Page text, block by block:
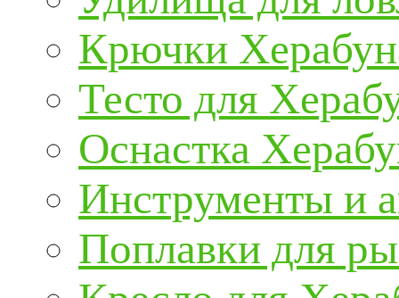
Крючки
Тесто для
Оснастка
Инструменты и
Поплавки для